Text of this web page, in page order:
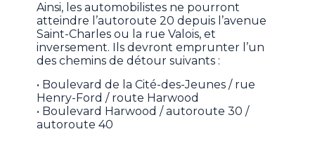
Ainsi, les automobilistes ne pourront
atteindre l’autoroute 20 depuis l’avenue
Saint-Charles ou la rue Valois, et
inversement. Ils devront emprunter l’un
des chemins de détour suivants :
• Boulevard de la Cité-des-Jeunes / rue
Henry-Ford / route Harwood
• Boulevard Harwood / autoroute 30 /
autoroute 40